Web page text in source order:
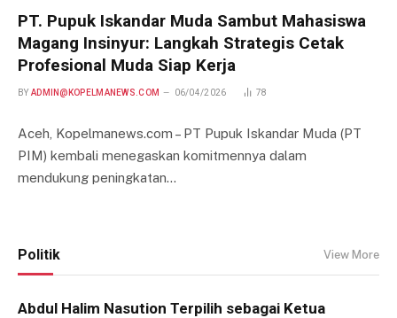
PT. Pupuk Iskandar Muda Sambut Mahasiswa
Magang Insinyur: Langkah Strategis Cetak
Profesional Muda Siap Kerja
BY ADMIN@KOPELMANEWS.COM 06/04/2026 78
Aceh, Kopelmanews.com – PT Pupuk Iskandar Muda (PT
PIM) kembali menegaskan komitmennya dalam
mendukung peningkatan…
Politik View More
Abdul Halim Nasution Terpilih sebagai Ketua